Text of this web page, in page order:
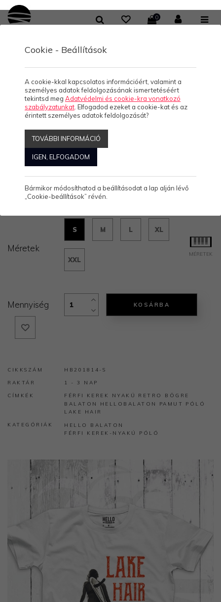
0
LAKE HAIR
LAKE HAIR
LAKE HAIR
4.490 Ft/db
Rövid ujjú, kerek nyakú férfi egyedi póló.
Méretek
S M L XL
XXL
MÉRETEK
Mennyiség KOSÁRBA
CIKKSZÁM
HB201814-S
RAKTÁR
1 - 3 NAP
CÍMKÉK
FÉRFI KEREK NYAKÚ
RETRO BÖGRE
BALATON
HELLOBALATON PAMUT
PÓLÓ
LAKE HAIR
KATEGÓRIÁK
HELLO BALATON
FÉRFI KEREK-NYAKÚ PÓLÓ
Cookie - Beállítások
A cookie-kkal kapcsolatos információért, valamint a
személyes adatok feldolgozásának ismertetéséért
tekintsd meg Adatvédelmi és cookie-kra vonatkozó
szabályzatunkat . Elfogadod ezeket a cookie-kat és az
érintett személyes adatok feldolgozását?
TOVÁBBI INFORMÁCIÓ
IGEN, ELFOGADOM
Bármikor módosíthatod a beállításodat a lap alján lévő
„Cookie-beállítások” révén.